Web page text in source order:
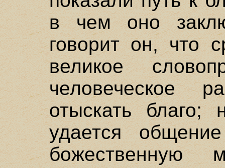
в чем оно
говорит он, что
великое
человеческое
отыскать
удается
божественную